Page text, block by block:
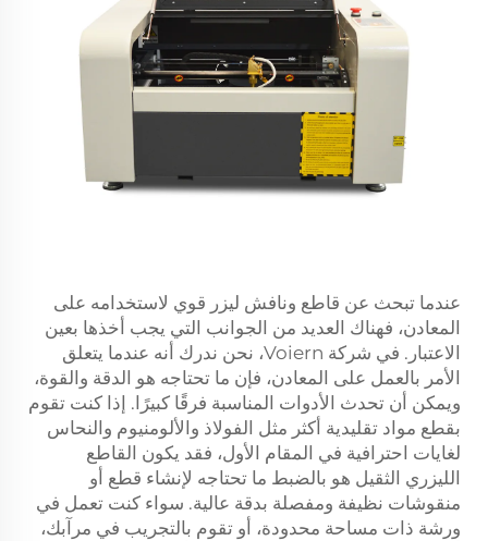
عندما تبحث عن قاطع ونافش ليزر قوي لاستخدامه على
المعادن، فهناك العديد من الجوانب التي يجب أخذها بعين
الاعتبار. في شركة Voiern، نحن ندرك أنه عندما يتعلق
الأمر بالعمل على المعادن، فإن ما تحتاجه هو الدقة والقوة،
ويمكن أن تحدث الأدوات المناسبة فرقًا كبيرًا. إذا كنت تقوم
بقطع مواد تقليدية أكثر مثل الفولاذ والألومنيوم والنحاس
لغايات احترافية في المقام الأول، فقد يكون القاطع
الليزري الثقيل هو بالضبط ما تحتاجه لإنشاء قطع أو
منقوشات نظيفة ومفصلة بدقة عالية. سواء كنت تعمل في
ورشة ذات مساحة محدودة، أو تقوم بالتجريب في مرآبك،